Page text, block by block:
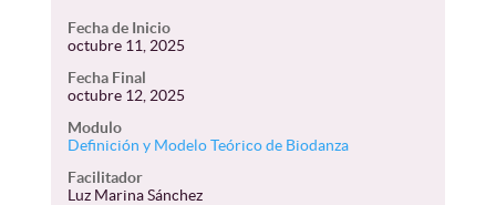
Fecha de Inicio
octubre 11, 2025
Fecha Final
octubre 12, 2025
Modulo
Definición y Modelo Teórico de Biodanza
Facilitador
Luz Marina Sánchez